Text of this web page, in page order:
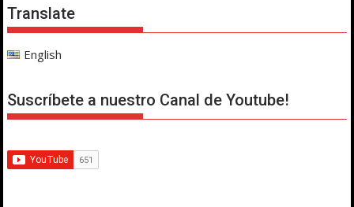
Translate
English
Suscríbete a nuestro Canal de Youtube!